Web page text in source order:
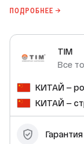
эксплуатации. Основные характеристики: * Диаметр трубы:
наружная. *
Номинальное
Материал
EPDM. *
Преимущества: *
изготовления. *
установки и
и холодного
производителя: 1 год. Срок службы: 50 лет.
TIM — это
обеспечит
системы на
ПОДРОБНЕЕ →
TIM
Все
КИТАЙ —
КИТАЙ —